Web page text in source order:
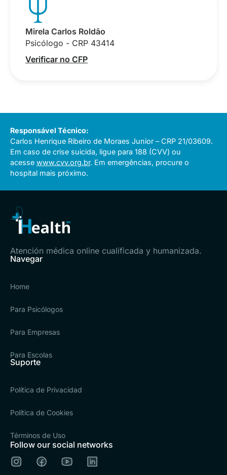
Mirela Carlos Roldão
Psicólogo - CRP 43414
Verificar no CFP
Responsável Técnico:
Carlos Henrique Ribeiro de Moraes Junior – CRP 21/03609.
Em caso de crise suicida, ligue para 188 (CVV) ou
acesse www.cvv.org.br. Em emergências, procure o
hospital mais próximo.
Atención médica online cualificada y humanizada.
Navegar
Home
Para Psicólogos
Para Empresas
Para Escolas
Suporte
Política de Privacidad
Política de Cookies
Términos de Uso
Follow our social networks